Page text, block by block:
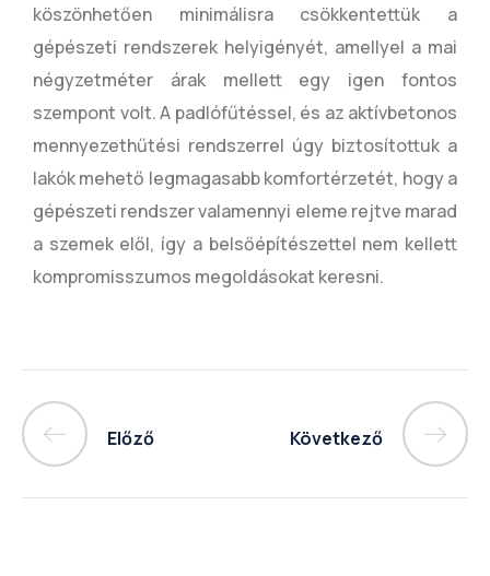
köszönhetően minimálisra csökkentettük a
gépészeti rendszerek helyigényét, amellyel a mai
négyzetméter árak mellett egy igen fontos
szempont volt. A padlófűtéssel, és az aktívbetonos
mennyezethűtési rendszerrel úgy biztosítottuk a
lakók mehető legmagasabb komfortérzetét, hogy a
gépészeti rendszer valamennyi eleme rejtve marad
a szemek elől, így a belsőépítészettel nem kellett
kompromisszumos megoldásokat keresni.
Előző Következő